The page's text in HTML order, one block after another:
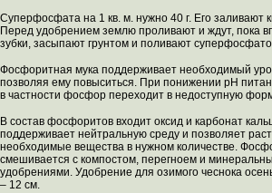
Суперфосфата на 1 кв. м. нужно 40 г. Его заливают
Перед удобрением землю проливают и ждут, пока
зубки, засыпают грунтом и поливают
Фосфоритная мука поддерживает необходимый
позволяя ему повыситься. При понижении pH
в частности фосфор переходит в недоступную
В состав фосфоритов входит оксид и карбонат
поддерживает нейтральную среду и позволяет
необходимые вещества в нужном количестве.
смешивается с компостом, перегноем и
удобрениями. Удобрение для озимого чеснока
– 12 см.